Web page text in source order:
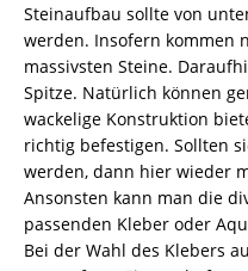
Steinaufbau sollte von
werden. Insofern kommen
massivsten Steine.
Spitze. Natürlich können
wackelige Konstruktion
richtig befestigen. Sollten
werden, dann hier wieder
Ansonsten kann man die
passenden Kleber oder
Bei der Wahl des Klebers